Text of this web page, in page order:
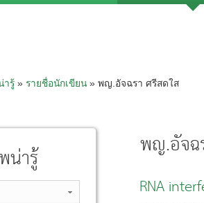
ารู้» รายชื่อนักเขียน» พญ.อัจฉรา ศรีสดใส
พญ.อัจฉ
RNA
น่ารู้